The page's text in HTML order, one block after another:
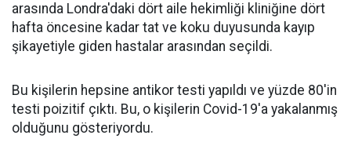
arasında Londra'daki dört aile hekimliği kliniğine dört
hafta öncesine kadar tat ve koku duyusunda kayıp
şikayetiyle giden hastalar arasından seçildi.
Bu kişilerin hepsine antikor testi yapıldı ve yüzde 80'in
testi poizitif çıktı. Bu, o kişilerin Covid-19'a yakalanmış
olduğunu gösteriyordu.